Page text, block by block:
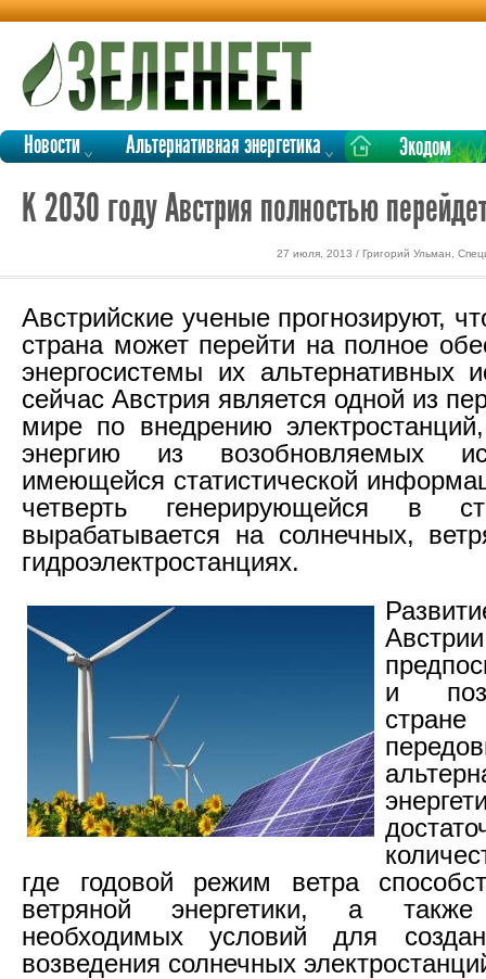
Новости Альтернативная энергетика Экодом
К 2030 году Австрия полностью
27 июля, 2013 / Григорий Ульман,
Австрийские ученые прогнозируют,
страна может перейти на полное
энергосистемы их альтернативных
сейчас Австрия является одной из
мире по внедрению
энергию из возобновляемых
имеющейся статистической
четверть генерирующейся в
вырабатывается на солнечных,
гидроэлектростанциях.
и
где годовой режим ветра
ветряной энергетики, а
необходимых условий для
возведения солнечных